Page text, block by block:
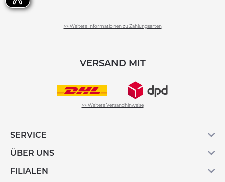
>> Weitere Informationen zu Zahlungsarten
VERSAND MIT
>> Weitere Versandhinweise
SERVICE
ÜBER UNS
FILIALEN